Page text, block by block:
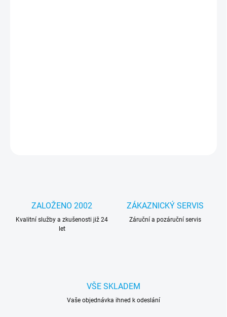
ZALOŽENO 2002
Kvalitní služby a zkušenosti již 24
let
ZÁKAZNICKÝ SERVIS
Záruční a pozáruční servis
VŠE SKLADEM
Vaše objednávka ihned k odeslání